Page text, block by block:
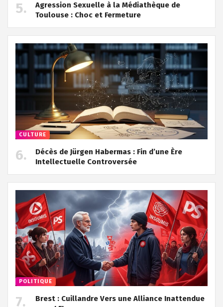
Agression Sexuelle à la Médiathèque de
Toulouse : Choc et Fermeture
CULTURE
Décès de Jürgen Habermas : Fin d’une Ère
Intellectuelle Controversée
POLITIQUE
Brest : Cuillandre Vers une Alliance Inattendue